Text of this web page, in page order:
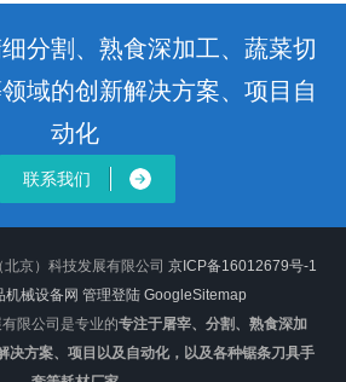
分割、熟食深加工、蔬菜切
域的创新解决方案、项目自
动化
联系我们
京）科技发展有限公司 京ICP备16012679号-1
机械设备网 管理登陆 GoogleSitemap
限公司是专业的专注于屠宰、分割、熟食深加
决方案、项目以及自动化，以及各种锯条刀具手